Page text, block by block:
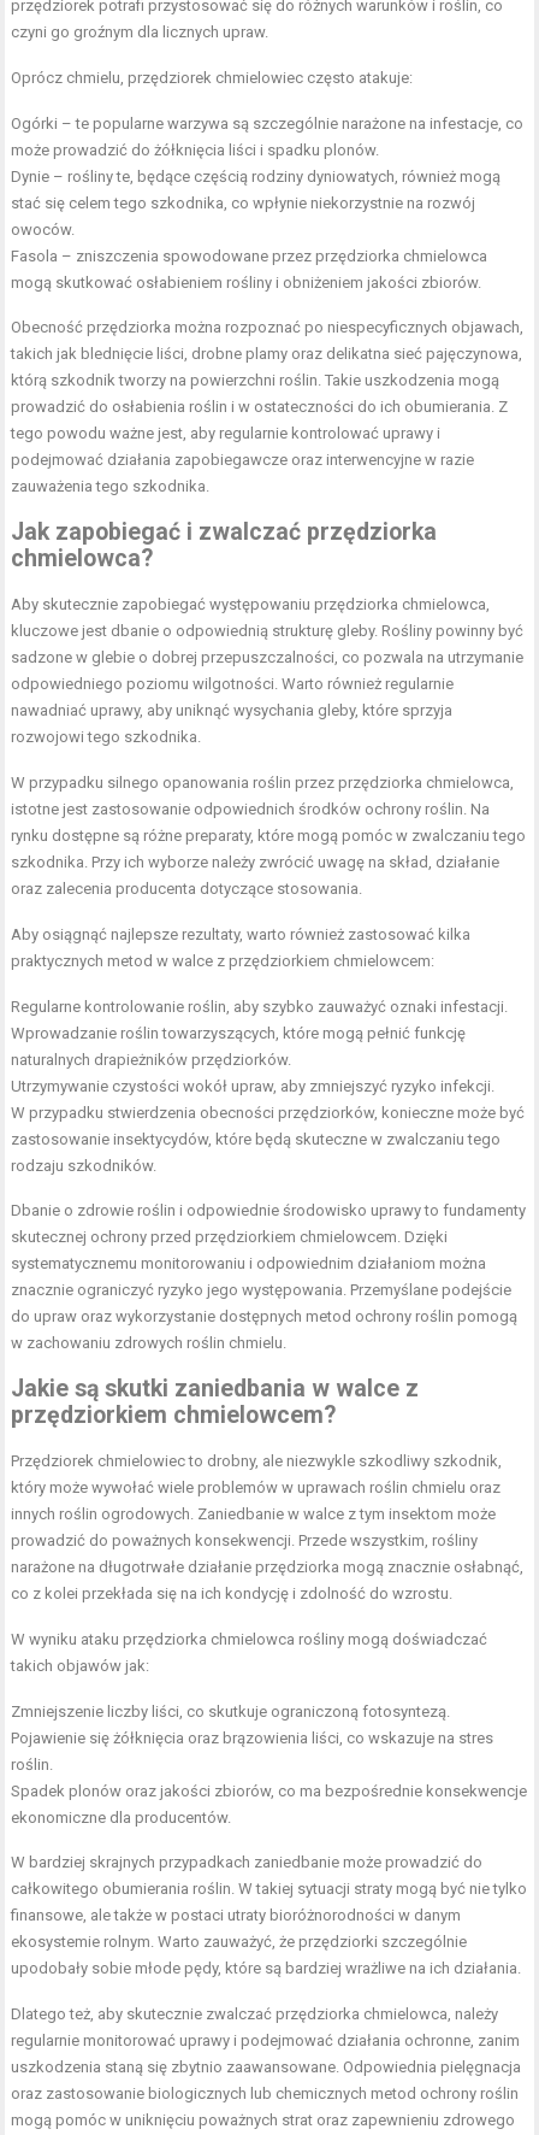
przędziorek potrafi przystosować się do różnych warunków i roślin, co
czyni go groźnym dla licznych upraw.
Oprócz chmielu, przędziorek chmielowiec często atakuje:
Ogórki – te popularne warzywa są szczególnie narażone na infestacje, co
może prowadzić do żółknięcia liści i spadku plonów.
Dynie – rośliny te, będące częścią rodziny dyniowatych, również mogą
stać się celem tego szkodnika, co wpłynie niekorzystnie na rozwój
owoców.
Fasola – zniszczenia spowodowane przez przędziorka chmielowca
mogą skutkować osłabieniem rośliny i obniżeniem jakości zbiorów.
Obecność przędziorka można rozpoznać po niespecyficznych objawach,
takich jak blednięcie liści, drobne plamy oraz delikatna sieć pajęczynowa,
którą szkodnik tworzy na powierzchni roślin. Takie uszkodzenia mogą
prowadzić do osłabienia roślin i w ostateczności do ich obumierania. Z
tego powodu ważne jest, aby regularnie kontrolować uprawy i
podejmować działania zapobiegawcze oraz interwencyjne w razie
zauważenia tego szkodnika.
Jak zapobiegać i zwalczać przędziorka
chmielowca?
Aby skutecznie zapobiegać występowaniu przędziorka chmielowca,
kluczowe jest dbanie o odpowiednią strukturę gleby. Rośliny powinny być
sadzone w glebie o dobrej przepuszczalności, co pozwala na utrzymanie
odpowiedniego poziomu wilgotności. Warto również regularnie
nawadniać uprawy, aby uniknąć wysychania gleby, które sprzyja
rozwojowi tego szkodnika.
W przypadku silnego opanowania roślin przez przędziorka chmielowca,
istotne jest zastosowanie odpowiednich środków ochrony roślin. Na
rynku dostępne są różne preparaty, które mogą pomóc w zwalczaniu tego
szkodnika. Przy ich wyborze należy zwrócić uwagę na skład, działanie
oraz zalecenia producenta dotyczące stosowania.
Aby osiągnąć najlepsze rezultaty, warto również zastosować kilka
praktycznych metod w walce z przędziorkiem chmielowcem:
Regularne kontrolowanie roślin, aby szybko zauważyć oznaki infestacji.
Wprowadzanie roślin towarzyszących, które mogą pełnić funkcję
naturalnych drapieżników przędziorków.
Utrzymywanie czystości wokół upraw, aby zmniejszyć ryzyko infekcji.
W przypadku stwierdzenia obecności przędziorków, konieczne może być
zastosowanie insektycydów, które będą skuteczne w zwalczaniu tego
rodzaju szkodników.
Dbanie o zdrowie roślin i odpowiednie środowisko uprawy to fundamenty
skutecznej ochrony przed przędziorkiem chmielowcem. Dzięki
systematycznemu monitorowaniu i odpowiednim działaniom można
znacznie ograniczyć ryzyko jego występowania. Przemyślane podejście
do upraw oraz wykorzystanie dostępnych metod ochrony roślin pomogą
w zachowaniu zdrowych roślin chmielu.
Jakie są skutki zaniedbania w walce z
przędziorkiem chmielowcem?
Przędziorek chmielowiec to drobny, ale niezwykle szkodliwy szkodnik,
który może wywołać wiele problemów w uprawach roślin chmielu oraz
innych roślin ogrodowych. Zaniedbanie w walce z tym insektom może
prowadzić do poważnych konsekwencji. Przede wszystkim, rośliny
narażone na długotrwałe działanie przędziorka mogą znacznie osłabnąć,
co z kolei przekłada się na ich kondycję i zdolność do wzrostu.
W wyniku ataku przędziorka chmielowca rośliny mogą doświadczać
takich objawów jak:
Zmniejszenie liczby liści, co skutkuje ograniczoną fotosyntezą.
Pojawienie się żółknięcia oraz brązowienia liści, co wskazuje na stres
roślin.
Spadek plonów oraz jakości zbiorów, co ma bezpośrednie konsekwencje
ekonomiczne dla producentów.
W bardziej skrajnych przypadkach zaniedbanie może prowadzić do
całkowitego obumierania roślin. W takiej sytuacji straty mogą być nie tylko
finansowe, ale także w postaci utraty bioróżnorodności w danym
ekosystemie rolnym. Warto zauważyć, że przędziorki szczególnie
upodobały sobie młode pędy, które są bardziej wrażliwe na ich działania.
Dlatego też, aby skutecznie zwalczać przędziorka chmielowca, należy
regularnie monitorować uprawy i podejmować działania ochronne, zanim
uszkodzenia staną się zbytnio zaawansowane. Odpowiednia pielęgnacja
oraz zastosowanie biologicznych lub chemicznych metod ochrony roślin
mogą pomóc w uniknięciu poważnych strat oraz zapewnieniu zdrowego